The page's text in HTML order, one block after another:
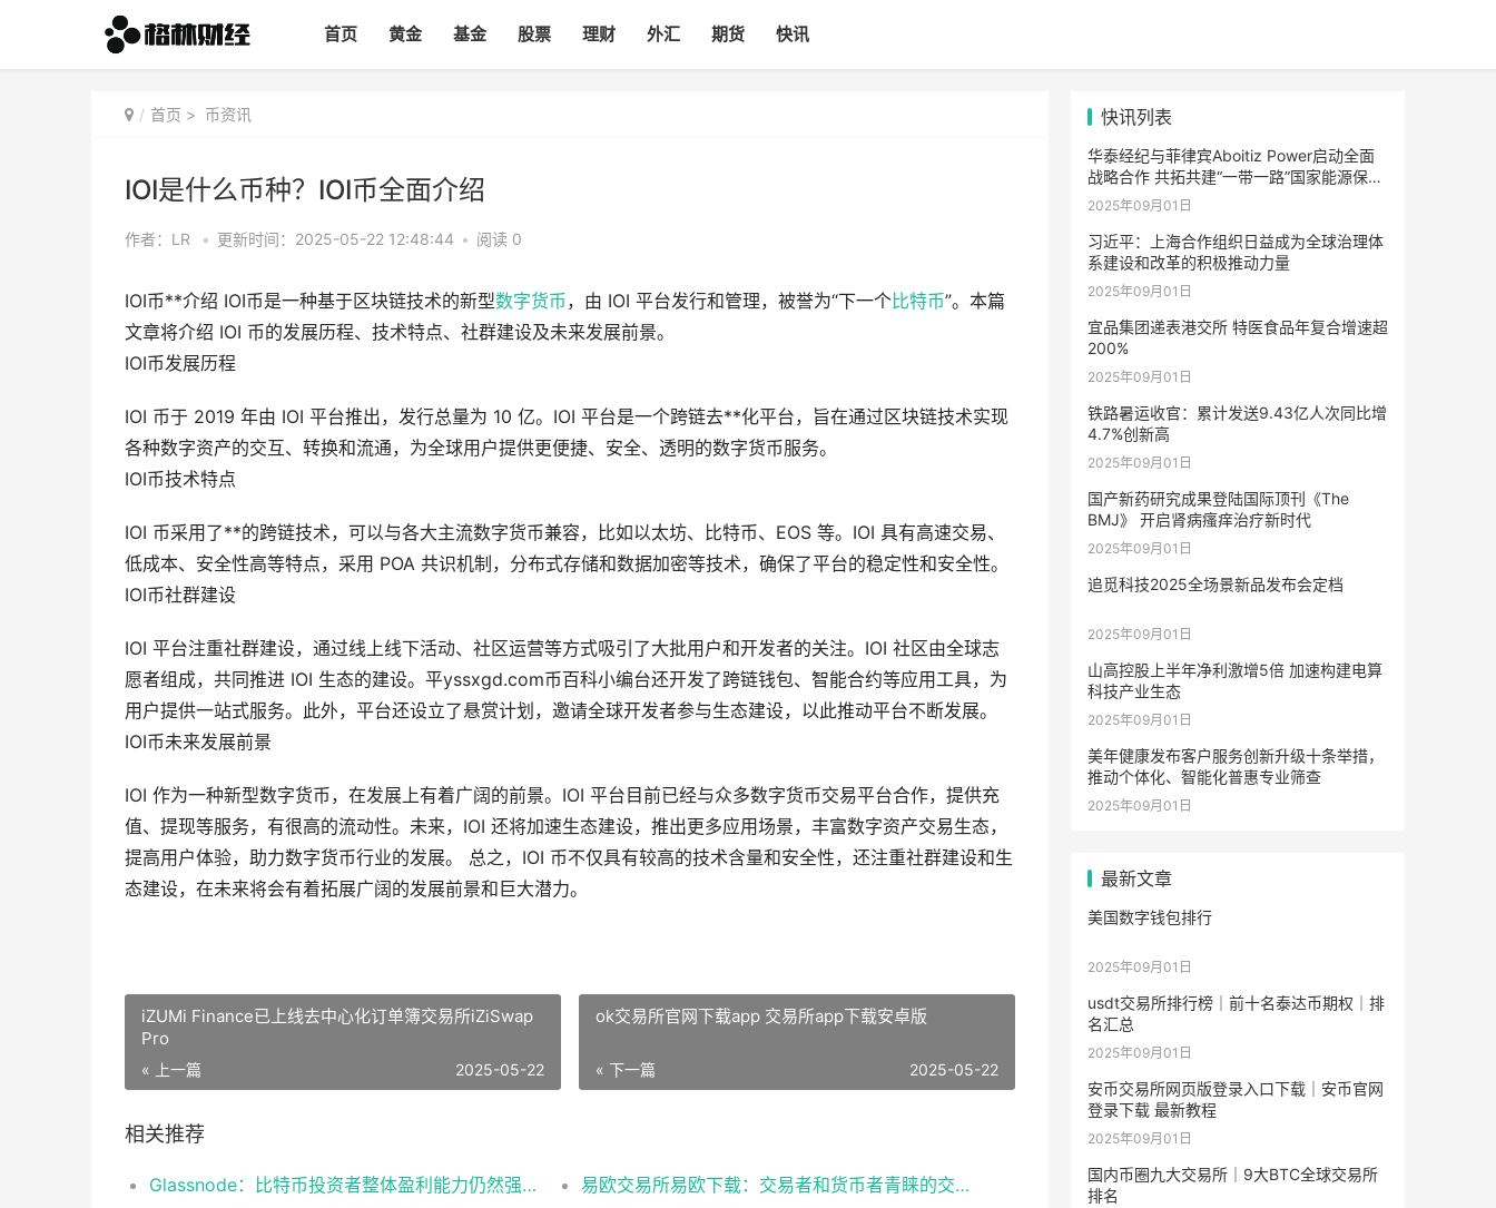
首页 黄金 基金 股票 理财 外汇 期货 快讯
首页 > 币资讯
IOI是什么币种？IOI币全面介绍
作者：LR • 更新时间：2025-05-22 12:48:44 • 阅读 0
IOI币**介绍 IOI币是一种基于区块链技术的新型数字货币，由 IOI 平台发行和管理，被誉为“下一个比特币”。本篇
文章将介绍 IOI 币的发展历程、技术特点、社群建设及未来发展前景。
IOI币发展历程
IOI 币于 2019 年由 IOI 平台推出，发行总量为 10 亿。IOI 平台是一个跨链去**化平台，旨在通过区块链技术实现
各种数字资产的交互、转换和流通，为全球用户提供更便捷、安全、透明的数字货币服务。
IOI币技术特点
IOI 币采用了**的跨链技术，可以与各大主流数字货币兼容，比如以太坊、比特币、EOS 等。IOI 具有高速交易、
低成本、安全性高等特点，采用 POA 共识机制，分布式存储和数据加密等技术，确保了平台的稳定性和安全性。
IOI币社群建设
IOI 平台注重社群建设，通过线上线下活动、社区运营等方式吸引了大批用户和开发者的关注。IOI 社区由全球志
愿者组成，共同推进 IOI 生态的建设。平yssxgd.com币百科小编台还开发了跨链钱包、智能合约等应用工具，为
用户提供一站式服务。此外，平台还设立了悬赏计划，邀请全球开发者参与生态建设，以此推动平台不断发展。
IOI币未来发展前景
IOI 作为一种新型数字货币，在发展上有着广阔的前景。IOI 平台目前已经与众多数字货币交易平台合作，提供充
值、提现等服务，有很高的流动性。未来，IOI 还将加速生态建设，推出更多应用场景，丰富数字资产交易生态，
提高用户体验，助力数字货币行业的发展。 总之，IOI 币不仅具有较高的技术含量和安全性，还注重社群建设和生
态建设，在未来将会有着拓展广阔的发展前景和巨大潜力。
iZUMi Finance已上线去中心化订单簿交易所iZiSwap
Pro
« 上一篇 2025-05-22
ok交易所官网下载app 交易所app下载安卓版
« 下一篇 2025-05-22
相关推荐
Glassnode：比特币投资者整体盈利能力仍然强劲，更大的波动即将到来
易欧交易所易欧下载：交易者和货币者青睐的交易平台
快讯列表
华泰经纪与菲律宾Aboitiz Power启动全面
战略合作 共拓共建“一带一路”国家能源保险
市场合作新路径
2025年09月01日
习近平：上海合作组织日益成为全球治理体
系建设和改革的积极推动力量
2025年09月01日
宜品集团递表港交所 特医食品年复合增速超
200%
2025年09月01日
铁路暑运收官：累计发送9.43亿人次同比增
4.7%创新高
2025年09月01日
国产新药研究成果登陆国际顶刊《The
BMJ》 开启肾病瘙痒治疗新时代
2025年09月01日
追觅科技2025全场景新品发布会定档
2025年09月01日
山高控股上半年净利激增5倍 加速构建电算
科技产业生态
2025年09月01日
美年健康发布客户服务创新升级十条举措，
推动个体化、智能化普惠专业筛查
2025年09月01日
最新文章
美国数字钱包排行
2025年09月01日
usdt交易所排行榜｜前十名泰达币期权｜排
名汇总
2025年09月01日
安币交易所网页版登录入口下载｜安币官网
登录下载 最新教程
2025年09月01日
国内币圈九大交易所｜9大BTC全球交易所
排名